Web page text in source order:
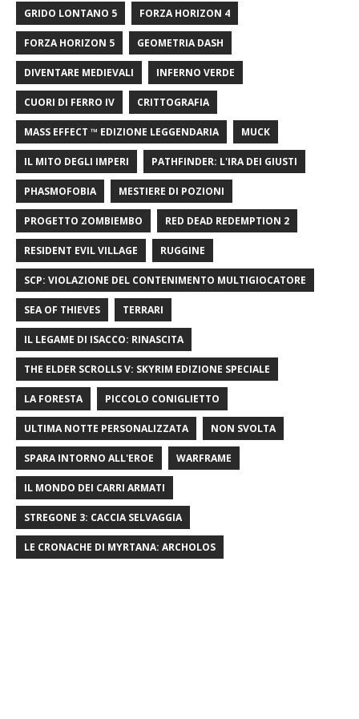
GRIDO LONTANO 5 FORZA HORIZON 4
FORZA HORIZON 5 GEOMETRIA DASH
DIVENTARE MEDIEVALI INFERNO VERDE
CUORI DI FERRO IV CRITTOGRAFIA
MASS EFFECT ™ EDIZIONE LEGGENDARIA MUCK
IL MITO DEGLI IMPERI PATHFINDER: L'IRA DEI GIUSTI
PHASMOFOBIA MESTIERE DI POZIONI
PROGETTO ZOMBIEMBO RED DEAD REDEMPTION 2
RESIDENT EVIL VILLAGE RUGGINE
SCP: VIOLAZIONE DEL CONTENIMENTO MULTIGIOCATORE
SEA OF ​​THIEVES TERRARI
IL LEGAME DI ISACCO: RINASCITA
THE ELDER SCROLLS V: SKYRIM EDIZIONE SPECIALE
LA FORESTA PICCOLO CONIGLIETTO
ULTIMA NOTTE PERSONALIZZATA NON SVOLTA
SPARA INTORNO ALL'EROE WARFRAME
IL MONDO DEI CARRI ARMATI
STREGONE 3: CACCIA SELVAGGIA
LE CRONACHE DI MYRTANA: ARCHOLOS